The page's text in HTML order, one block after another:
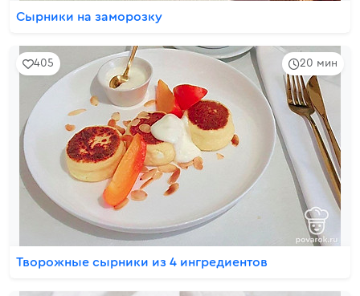
Сырники на заморозку
20 мин
405
Творожные сырники из 4 ингредиентов